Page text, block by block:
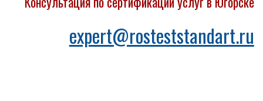
expert@rosteststandart.ru